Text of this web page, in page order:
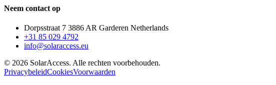
Neem contact op
Dorpsstraat 7 3886 AR Garderen Netherlands
+31 85 029 4792
info@solaraccess.eu
© 2026 SolarAccess. Alle rechten voorbehouden.
PrivacybeleidCookiesVoorwaarden